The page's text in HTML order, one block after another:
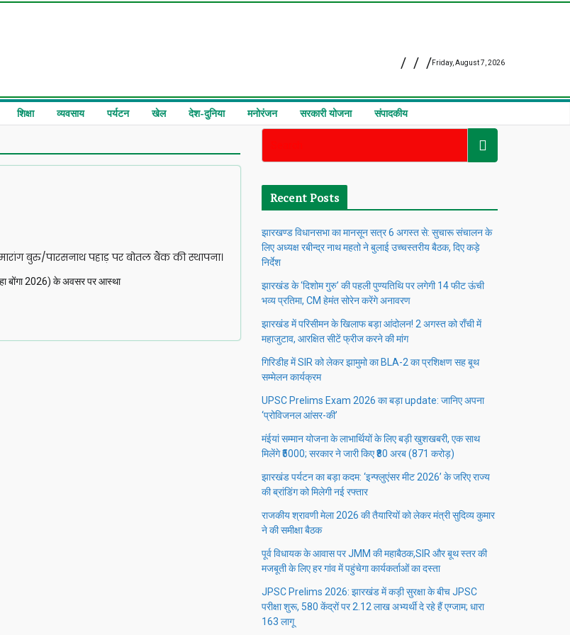
Friday, August 7, 2026
शिक्षा व्यवसाय पर्यटन खेल देश-दुनिया मनोरंजन सरकारी योजना संपादकीय
बुरु/पारसनाथ पहाड़ पर बोतल बैंक की स्थापना।
बोंगा 2026) के अवसर पर आस्था
Recent Posts
झारखण्ड विधानसभा का मानसून सत्र 6 अगस्त से: सुचारू संचालन के
लिए अध्यक्ष रबीन्द्र नाथ महतो ने बुलाई उच्चस्तरीय बैठक, दिए कड़े
निर्देश
झारखंड के ‘दिशोम गुरु’ की पहली पुण्यतिथि पर लगेगी 14 फीट ऊंची
भव्य प्रतिमा, CM हेमंत सोरेन करेंगे अनावरण
झारखंड में परिसीमन के खिलाफ बड़ा आंदोलन! 2 अगस्त को राँची में
महाजुटाव, आरक्षित सीटें फ्रीज करने की मांग
गिरिडीह में SIR को लेकर झामुमो का BLA-2 का प्रशिक्षण सह बूथ
सम्मेलन कार्यक्रम
UPSC Prelims Exam 2026 का बड़ा update: जानिए अपना
‘प्रोविजनल आंसर-की’
मंईयां सम्मान योजना के लाभार्थियों के लिए बड़ी खुशखबरी, एक साथ
मिलेंगे ₹5000; सरकार ने जारी किए ₹80 अरब (871 करोड़)
झारखंड पर्यटन का बड़ा कदम: ‘इन्फ्लुएंसर मीट 2026’ के जरिए राज्य
की ब्रांडिंग को मिलेगी नई रफ्तार
राजकीय श्रावणी मेला 2026 की तैयारियों को लेकर मंत्री सुदिव्य कुमार
ने की समीक्षा बैठक
पूर्व विधायक के आवास पर JMM की महाबैठक,SIR और बूथ स्तर की
मजबूती के लिए हर गांव में पहुंचेगा कार्यकर्ताओं का दस्ता
JPSC Prelims 2026: झारखंड में कड़ी सुरक्षा के बीच JPSC
परीक्षा शुरू, 580 केंद्रों पर 2.12 लाख अभ्यर्थी दे रहे हैं एग्जाम; धारा
163 लागू